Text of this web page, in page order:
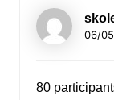
06/
80